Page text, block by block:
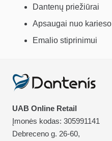
Dantenų priežiūrai
Apsaugai nuo karieso
Emalio stiprinimui
UAB Online Retail
Įmonės kodas: 305991141
Debreceno g. 26-60,